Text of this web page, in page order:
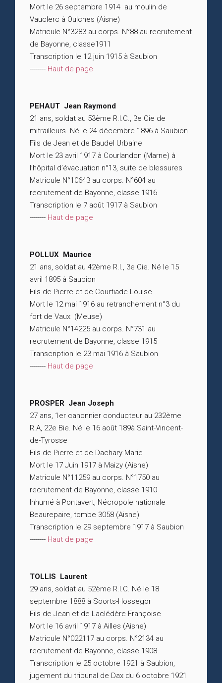
Mort le 26 septembre 1914 au moulin de
Vauclerc à Oulches (Aisne)
Matricule N°3283 au corps. N°88 au recrutement
de Bayonne, classe1911
Transcription le 12 juin 1915 à Saubion
-------- Haut de page
PEHAUT Jean Raymond
21 ans, soldat au 53ème R.I.C., 3e Cie de
mitrailleurs. Né le 24 décembre 1896 à Saubion
Fils de Jean et de Baudel Urbaine
Mort le 23 avril 1917 à Courlandon (Marne) à
l’hôpital d’évacuation n°13, suite de blessures
Matricule N°10643 au corps. N°604 au
recrutement de Bayonne, classe 1916
Transcription le 7 août 1917 à Saubion
-------- Haut de page
POLLUX Maurice
21 ans, soldat au 42ème R.I., 3e Cie. Né le 15
avril 1895 à Saubion
Fils de Pierre et de Courtiade Louise
Mort le 12 mai 1916 au retranchement n°3 du
fort de Vaux (Meuse)
Matricule N°14225 au corps. N°731 au
recrutement de Bayonne, classe 1915
Transcription le 23 mai 1916 à Saubion
-------- Haut de page
PROSPER Jean Joseph
27 ans, 1er canonnier conducteur au 232ème
R.A, 22e Bie. Né le 16 août 189à Saint-Vincent-
de-Tyrosse
Fils de Pierre et de Dachary Marie
Mort le 17 Juin 1917 à Maizy (Aisne)
Matricule N°11259 au corps. N°1750 au
recrutement de Bayonne, classe 1910
Inhumé à Pontavert, Nécropole nationale
Beaurepaire, tombe 3058 (Aisne)
Transcription le 29 septembre 1917 à Saubion
-------- Haut de page
TOLLIS Laurent
29 ans, soldat au 52ème R.I.C. Né le 18
septembre 1888 à Soorts-Hossegor
Fils de Jean et de Laclédère Françoise
Mort le 16 avril 1917 à Ailles (Aisne)
Matricule N°022117 au corps. N°2134 au
recrutement de Bayonne, classe 1908
Transcription le 25 octobre 1921 à Saubion,
jugement du tribunal de Dax du 6 octobre 1921